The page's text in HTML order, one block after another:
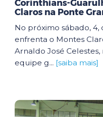
Corinthians-
Claros na Ponte
No próximo sábado,
enfrenta o Montes
Arnaldo José
equipe g... [saiba mais]